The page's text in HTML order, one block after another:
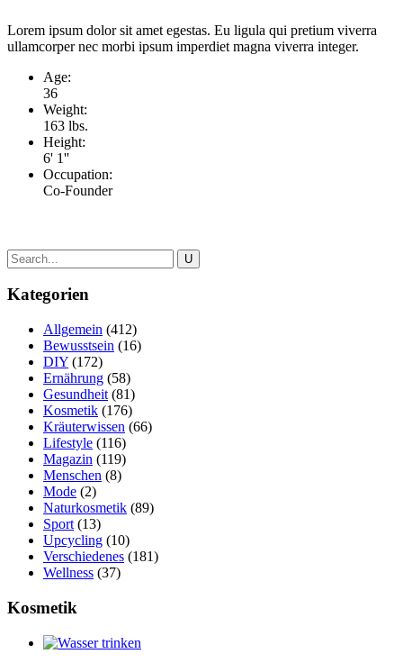
Lorem ipsum dolor sit amet egestas. Eu ligula qui pretium viverra
ullamcorper nec morbi ipsum imperdiet magna viverra integer.
Age:
36
Weight:
163 lbs.
Height:
6' 1''
Occupation:
Co-Founder
Kategorien
Allgemein (412)
Bewusstsein (16)
DIY (172)
Ernährung (58)
Gesundheit (81)
Kosmetik (176)
Kräuterwissen (66)
Lifestyle (116)
Magazin (119)
Menschen (8)
Mode (2)
Naturkosmetik (89)
Sport (13)
Upcycling (10)
Verschiedenes (181)
Wellness (37)
Kosmetik